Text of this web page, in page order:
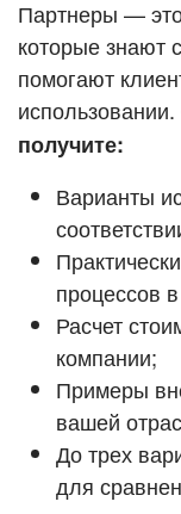
Партнеры —
которые знают
помогают
использовании.
получите:
Варианты
процессов
Расчет
компании;
Примеры
вашей
До трех
для